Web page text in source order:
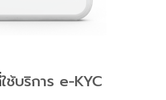
ช้บริการ e-KYC